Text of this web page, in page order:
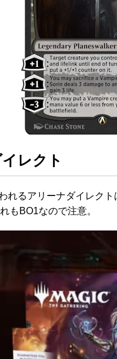
レクト
れるアリーナダイレク
もBO1なので注意。